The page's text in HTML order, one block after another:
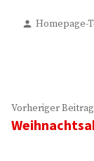
Verfasst
Homepage-
Vorheriger Beitrag